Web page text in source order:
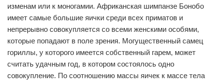
изменам или к моногамии. Африканская шимпанзе Бонобо
имеет самые большие яички среди всех приматов и
непрерывно совокупляется со всеми женскими особями,
которые попадают в поле зрения. Могущественный самец
гориллы, у которого имеется собственный гарем, может
считать удачным год, в котором состоялось одно
совокупление. По соотношению массы яичек к массе тела